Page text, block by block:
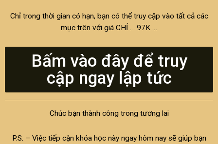
Chỉ trong thời gian có hạn, bạn có thể truy cập vào tất cả các
mục trên với giá CHỈ … 97K …
Bấm vào đây để truy
cập ngay lập tức
Chúc bạn thành công trong tương lai
P.S. – Việc tiếp cận khóa học này ngay hôm nay sẽ giúp bạn